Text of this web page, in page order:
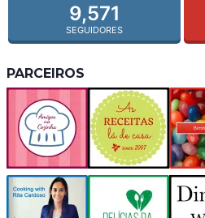
9,571
SEGUIDORES
PARCEIROS